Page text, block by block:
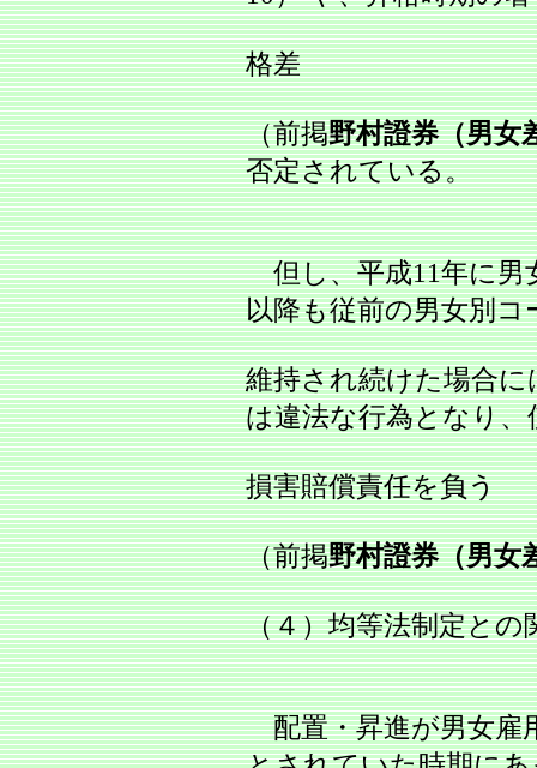
格差
（前掲野村證券（男女
否定されている。
但し、平成11年に男
以降も従前の男女別コ
維持され続けた場合
は違法な行為となり、
損害賠償責任を負う
（前掲野村證券（男女
（４）均等法制定との
配置・昇進が男女雇